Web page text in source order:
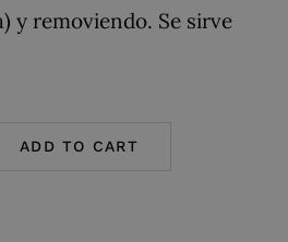
y removiendo. Se sirve
ADD TO CART